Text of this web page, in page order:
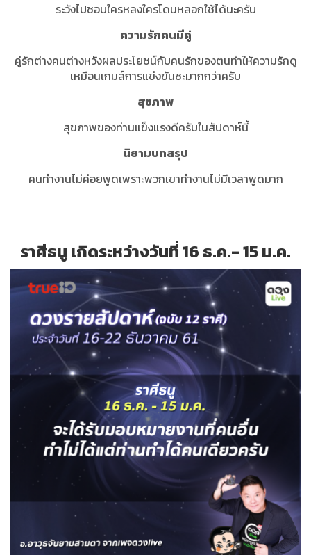
ระวังไปชอบใครหลงใครโดนหลอกใช้ได้นะครับ
ความรักคนมีคู่
คู่รักต่างคนต่างหวังผลประโยชน์กับคนรักของตนทำให้ความรักดู
เหมือนเกมส์การแข่งขันซะมากกว่าครับ
สุขภาพ
สุขภาพของท่านแข็งแรงดีครับในสัปดาห์นี้
นิยามบทสรุป
คนทำงานไม่ค่อยพูดเพราะพวกเขาทำงานไม่มีเวลาพูดมาก
ราศีธนู เกิดระหว่างวันที่ 16 ธ.ค.- 15 ม.ค.